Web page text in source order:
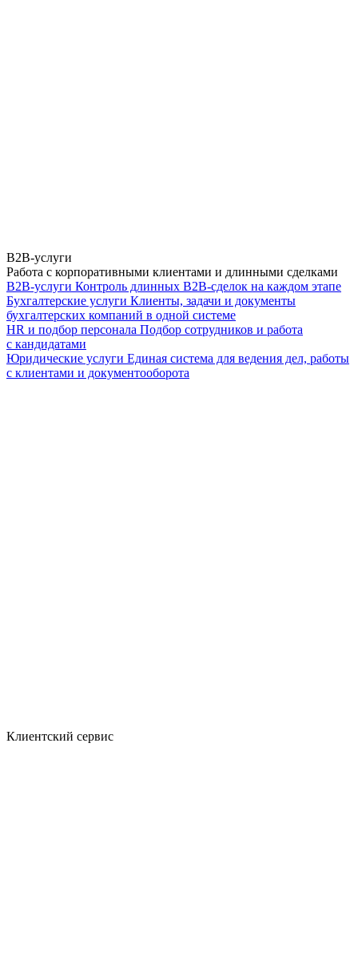
B2B-услуги
Работа с корпоративными клиентами и длинными сделками
B2B-услуги Контроль длинных B2B-сделок на каждом этапе
Бухгалтерские услуги Клиенты, задачи и документы
бухгалтерских компаний в одной системе
HR и подбор персонала Подбор сотрудников и работа
с кандидатами
Юридические услуги Единая система для ведения дел, работы
с клиентами и документооборота
Клиентский сервис